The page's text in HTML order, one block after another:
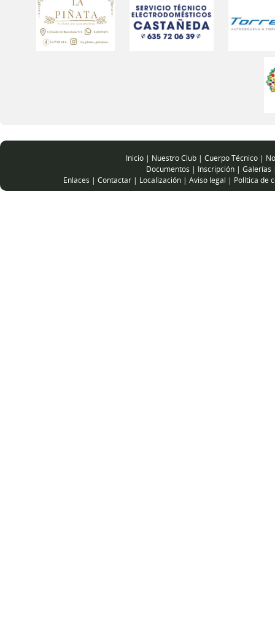
Inicio | Nuestro Club | Cuerpo Técnico |
Documentos | Inscripción | Galerías
Enlaces | Contactar | Localización | Aviso legal | Política de